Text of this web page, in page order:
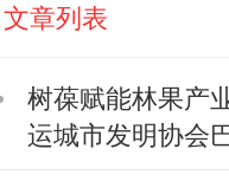
文章列表
树葆赋能林果产
运城市发明协会
黄花峪村成功举